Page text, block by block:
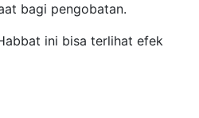
bagi pengobatan.
ini bisa terlihat efek